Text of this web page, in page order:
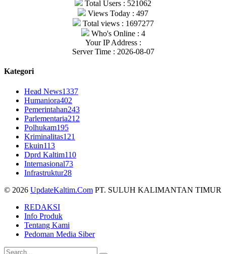
Total Users : 521062
Views Today : 497
Total views : 1697277
Who's Online : 4
Your IP Address :
Server Time : 2026-08-07
Kategori
Head News1337
Humaniora402
Pemerintahan243
Parlementaria212
Polhukam195
Kriminalitas121
Ekuin113
Dprd Kaltim110
Internasional73
Infrastruktur28
© 2026 UpdateKaltim.Com PT. SULUH KALIMANTAN TIMUR
REDAKSI
Info Produk
Tentang Kami
Pedoman Media Siber